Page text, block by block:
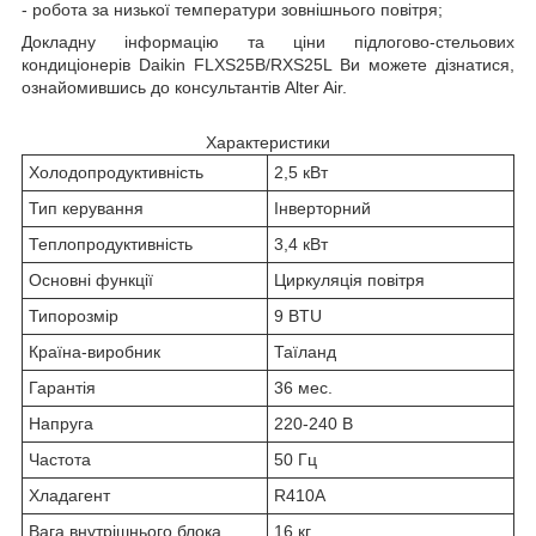
- робота за низької температури зовнішнього повітря;
Докладну інформацію та ціни підлогово-стельових
кондиціонерів Daikin FLXS25B/RXS25L Ви можете дізнатися,
ознайомившись до консультантів Alter Air.
Характеристики
Холодопродуктивність
2,5 кВт
Тип керування
Інверторний
Теплопродуктивність
3,4 кВт
Основні функції
Циркуляція повітря
Типорозмір
9 BTU
Країна-виробник
Таїланд
Гарантія
36 мес.
Напруга
220-240 В
Частота
50 Гц
Хладагент
R410A
Вага внутрішнього блока
16 кг